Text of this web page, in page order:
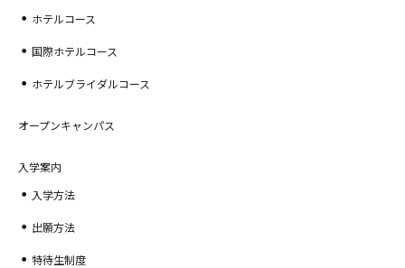
ホテルコース
国際ホテルコース
ホテルブライダルコース
オープンキャンパス
入学案内
入学方法
出願方法
特待生制度